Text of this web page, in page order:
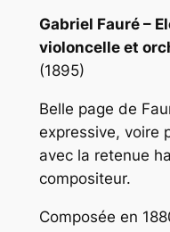
Gabriel Fauré –
violoncelle et
(1895)
Belle page de
expressive, voire
avec la retenue
compositeur.
Composée en